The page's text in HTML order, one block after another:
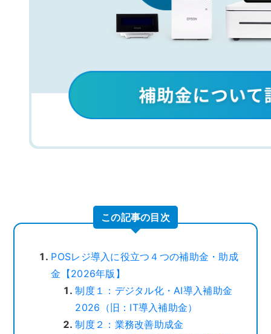
この記事の目次
POSレジ導入に役立つ４つの補助金・助成
金【2026年版】
制度１：デジタル化・AI導入補助金
2026（旧：IT導入補助金）
制度２：業務改善助成金